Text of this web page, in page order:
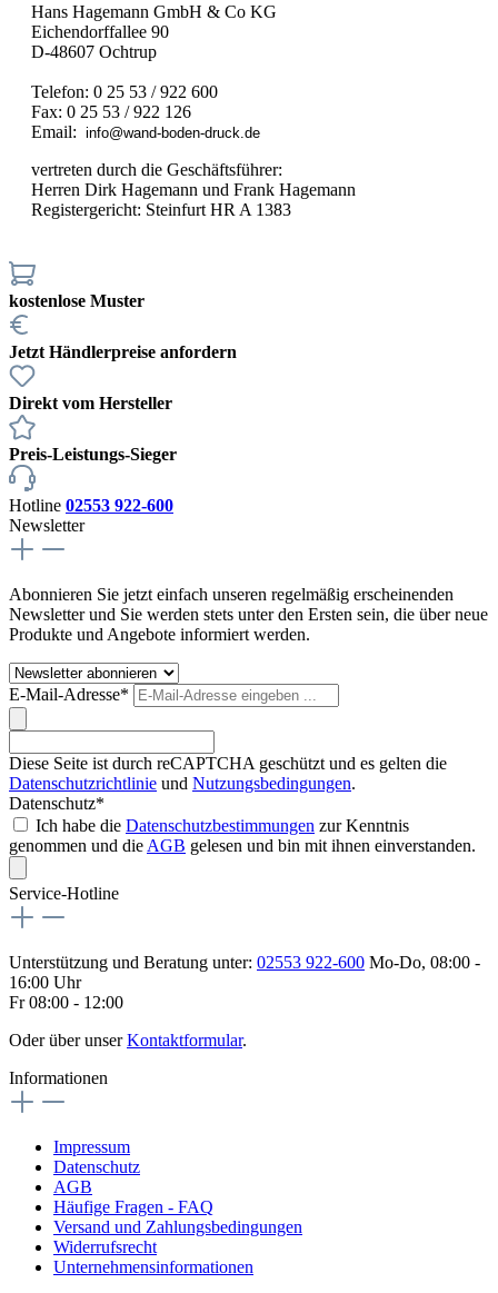
Hans Hagemann GmbH & Co KG
Eichendorffallee 90
D-48607 Ochtrup
Telefon: 0 25 53 / 922 600
Fax: 0 25 53 / 922 126
Email: info@wand-boden-druck.de
vertreten durch die Geschäftsführer:
Herren Dirk Hagemann und Frank Hagemann
Registergericht: Steinfurt HR A 1383
kostenlose Muster
Jetzt Händlerpreise anfordern
Direkt vom Hersteller
Preis-Leistungs-Sieger
Hotline 02553 922-600
Newsletter
Abonnieren Sie jetzt einfach unseren regelmäßig erscheinenden
Newsletter und Sie werden stets unter den Ersten sein, die über neue
Produkte und Angebote informiert werden.
E-Mail-Adresse*
Diese Seite ist durch reCAPTCHA geschützt und es gelten die
Datenschutzrichtlinie und Nutzungsbedingungen.
Datenschutz*
Ich habe die Datenschutzbestimmungen zur Kenntnis
genommen und die AGB gelesen und bin mit ihnen einverstanden.
Service-Hotline
Unterstützung und Beratung unter: 02553 922-600 Mo-Do, 08:00 -
16:00 Uhr
Fr 08:00 - 12:00
Oder über unserKontaktformular.
Informationen
Impressum
Datenschutz
AGB
Häufige Fragen - FAQ
Versand und Zahlungsbedingungen
Widerrufsrecht
Unternehmensinformationen